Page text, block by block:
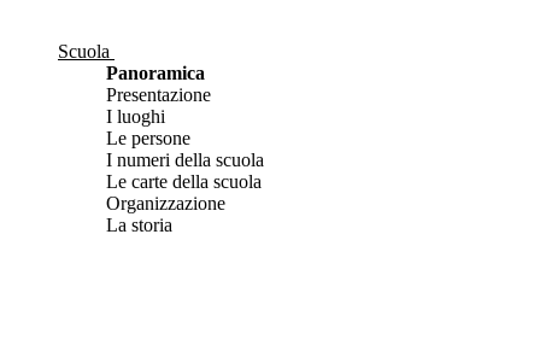
Scuola
Panoramica
Presentazione
I luoghi
Le persone
I numeri della scuola
Le carte della scuola
Organizzazione
La storia